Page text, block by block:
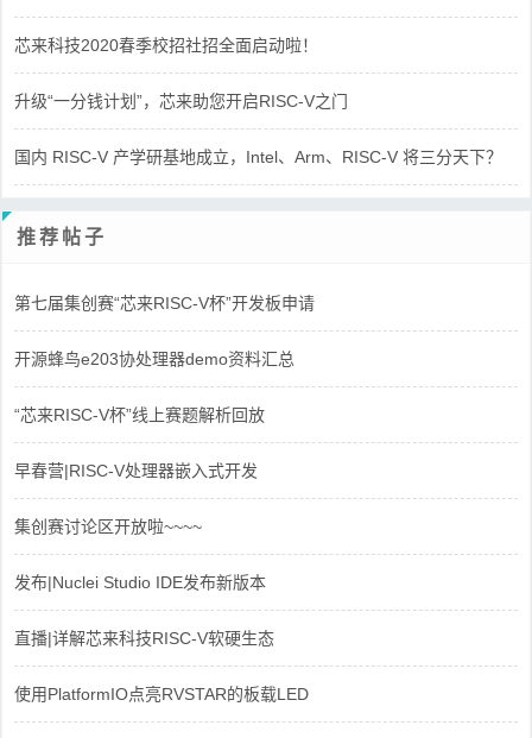
芯来科技2020春季校招社招全面启动啦！
升级“一分钱计划”，芯来助您开启RISC-V之门
国内 RISC-V 产学研基地成立，Intel、Arm、RISC-V 将三分天下？
推荐帖子
第七届集创赛“芯来RISC-V杯”开发板申请
开源蜂鸟e203协处理器demo资料汇总
“芯来RISC-V杯”线上赛题解析回放
早春营|RISC-V处理器嵌入式开发
集创赛讨论区开放啦~~~~
发布|Nuclei Studio IDE发布新版本
直播|详解芯来科技RISC-V软硬生态
使用PlatformIO点亮RVSTAR的板载LED